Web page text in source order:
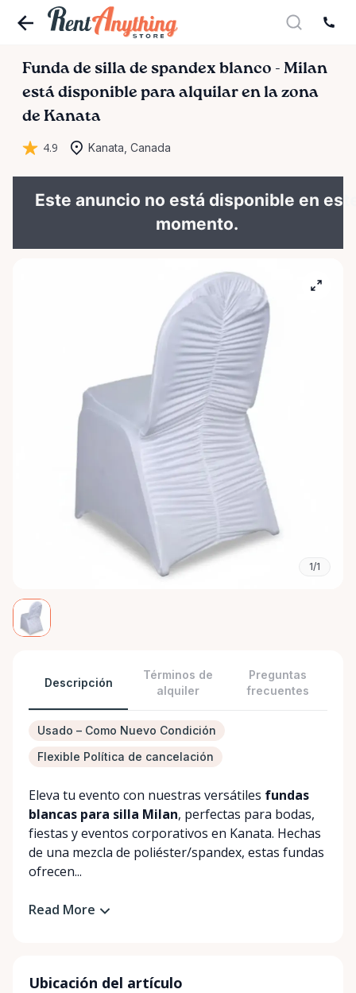
Funda de silla de spandex blanco - Milan
está disponible para alquilar en la zona
de Kanata
4.9 Kanata, Canada
Este anuncio no está disponible en
momento.
1/1
Descripción
Términos de
alquiler
Preguntas
frecuentes
Usado – Como Nuevo Condición
Flexible Política de cancelación
Eleva tu evento con nuestras versátiles fundas
blancas para silla Milan, perfectas para bodas,
fiestas y eventos corporativos en Kanata. Hechas
de una mezcla de poliéster/spandex, estas fundas
ofrecen...
Read More
Ubicación del artículo